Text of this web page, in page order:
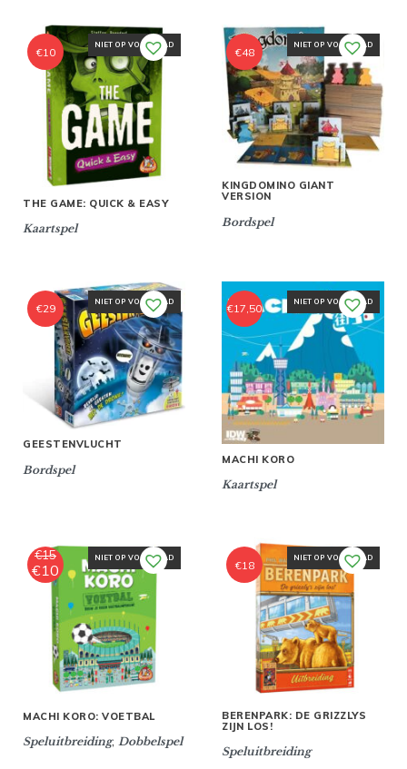
NIET OP VOORRAAD
THE GAME: QUICK & EASY
Kaartspel
€10
NIET OP VOORRAAD
KINGDOMINO GIANT
VERSION
Bordspel
€48
NIET OP VOORRAAD
GEESTENVLUCHT
Bordspel
€29
NIET OP VOORRAAD
MACHI KORO
Kaartspel
€17,50
NIET OP VOORRAAD
MACHI KORO: VOETBAL
Speluitbreiding, Dobbelspel
€15
Oorspronkelijke
prijs
was:
€15.
€10
Huidige
prijs
is:
€10.
NIET OP VOORRAAD
BERENPARK: DE GRIZZLYS
ZIJN LOS!
Speluitbreiding
€18